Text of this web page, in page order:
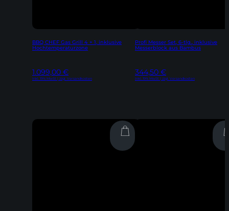
BBQ CHEF Gas Grill 4 + 1, inklusive
Hochtemperaturzone
1.099,00 €
Inkl. 19% MwSt | zzgl. Versandkosten
Profi Messer Set, 6-tlg., inklusive
Messerblock aus Bambus
344,50 €
Inkl. 19% MwSt | zzgl. Versandkosten